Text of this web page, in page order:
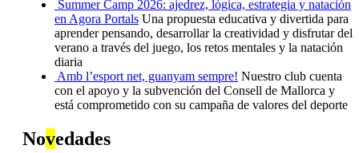
Summer Camp 2026: ajedrez, lógica, estrategia y natación
en Agora Portals Una propuesta educativa y divertida para
aprender pensando, desarrollar la creatividad y disfrutar del
verano a través del juego, los retos mentales y la natación
diaria
Amb l’esport net, guanyam sempre! Nuestro club cuenta
con el apoyo y la subvención del Consell de Mallorca y
está comprometido con su campaña de valores del deporte
Novedades